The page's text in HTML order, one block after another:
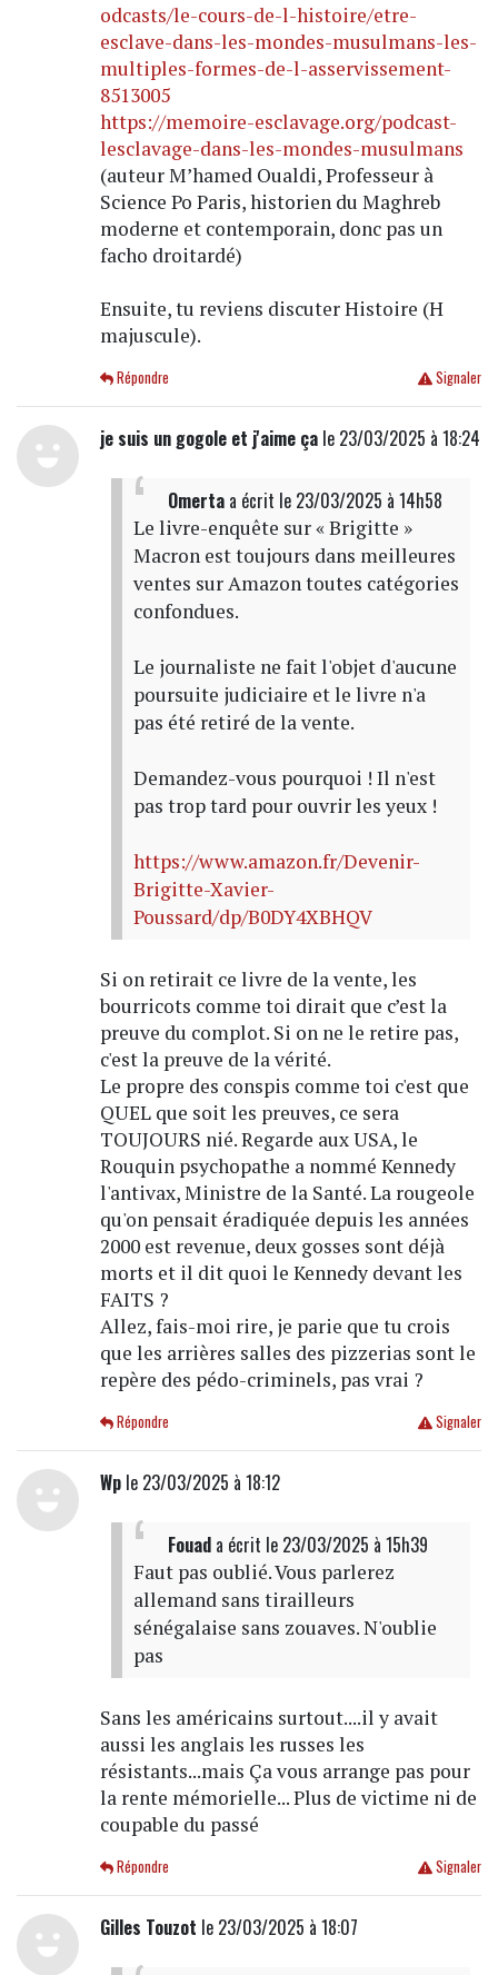
odcasts/le-cours-de-l-histoire/etre-
esclave-dans-les-mondes-musulmans-les-
multiples-formes-de-l-asservissement-
8513005
https://memoire-esclavage.org/podcast-
lesclavage-dans-les-mondes-musulmans
(auteur M’hamed Oualdi, Professeur à
Science Po Paris, historien du Maghreb
moderne et contemporain, donc pas un
facho droitardé)
Ensuite, tu reviens discuter Histoire (H
majuscule).
Signaler
Répondre
je suis un gogole et j'aime çale 23/03/2025 à 18:24
Omertaa écrit le 23/03/2025 à 14h58
Le livre-enquête sur « Brigitte »
Macron est toujours dans meilleures
ventes sur Amazon toutes catégories
confondues.
Le journaliste ne fait l'objet d'aucune
poursuite judiciaire et le livre n'a
pas été retiré de la vente.
Demandez-vous pourquoi ! Il n'est
pas trop tard pour ouvrir les yeux !
https://www.amazon.fr/Devenir-
Brigitte-Xavier-
Poussard/dp/B0DY4XBHQV
Si on retirait ce livre de la vente, les
bourricots comme toi dirait que c’est la
preuve du complot. Si on ne le retire pas,
c'est la preuve de la vérité.
Le propre des conspis comme toi c'est que
QUEL que soit les preuves, ce sera
TOUJOURS nié. Regarde aux USA, le
Rouquin psychopathe a nommé Kennedy
l'antivax, Ministre de la Santé. La rougeole
qu'on pensait éradiquée depuis les années
2000 est revenue, deux gosses sont déjà
morts et il dit quoi le Kennedy devant les
FAITS ?
Allez, fais-moi rire, je parie que tu crois
que les arrières salles des pizzerias sont le
repère des pédo-criminels, pas vrai ?
Signaler
Répondre
Wple 23/03/2025 à 18:12
Fouada écrit le 23/03/2025 à 15h39
Faut pas oublié. Vous parlerez
allemand sans tirailleurs
sénégalaise sans zouaves. N'oublie
pas
Sans les américains surtout....il y avait
aussi les anglais les russes les
résistants...mais Ça vous arrange pas pour
la rente mémorielle... Plus de victime ni de
coupable du passé
Signaler
Répondre
Gilles Touzot le 23/03/2025 à 18:07